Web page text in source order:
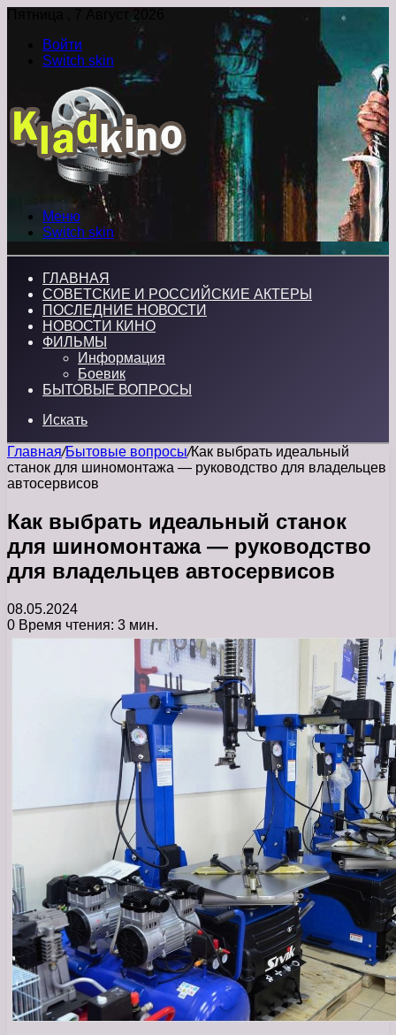
Пятница , 7 Август 2026
Войти
Switch skin
Меню
Switch skin
ГЛАВНАЯ
СОВЕТСКИЕ И РОССИЙСКИЕ АКТЕРЫ
ПОСЛЕДНИЕ НОВОСТИ
НОВОСТИ КИНО
ФИЛЬМЫ
Информация
Боевик
БЫТОВЫЕ ВОПРОСЫ
Искать
Главная/Бытовые вопросы/Как выбрать идеальный
станок для шиномонтажа — руководство для владельцев
автосервисов
Как выбрать идеальный станок
для шиномонтажа — руководство
для владельцев автосервисов
08.05.2024
0 Время чтения: 3 мин.